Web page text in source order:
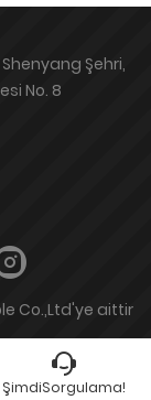
Şehri,
No. 8
Co.,Ltd'ye aittir
ŞimdiSorgulama!